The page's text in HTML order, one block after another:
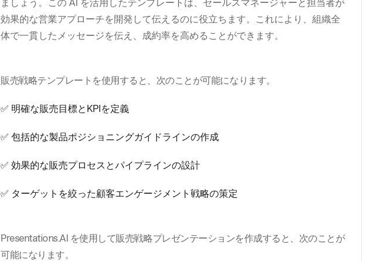
ましょう。この AI を活用したテンプレートは、セールスマネージャーと担当者が
効果的な営業アプローチを開発して伝えるのに役立ちます。これにより、組織全
体で一貫したメッセージを伝え、成約率を高めることができます。
販売戦略テンプレートを使用すると、次のことが可能になります。
✅ 明確な販売目標とKPIを定義
✅ 包括的な製品ポジショニングガイドラインの作成
✅ 効果的な販売プロセスとパイプラインの設計
✅ ターゲットを絞った顧客エンゲージメント戦略の策定
Presentations.AI を使用して販売戦略プレゼンテーションを作成すると、次のことが
可能になります。